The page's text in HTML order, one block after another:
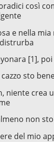
così
e nella
[1],
sto
niente crea
non
del mio